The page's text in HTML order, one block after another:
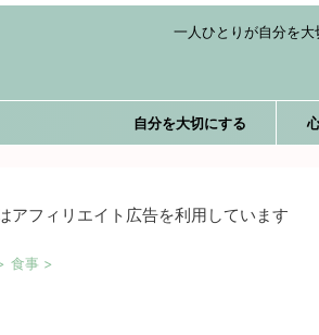
一人ひとりが自分を
自分を大切にする
アフィリエイト広告を利用しています
食事 >